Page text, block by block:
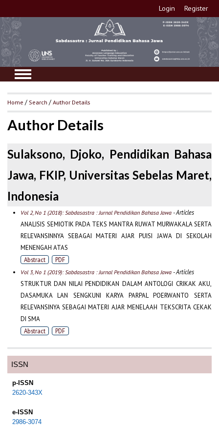
Login Register
ISSN
p-ISSN
2620-343X
e-ISSN
2986-3074
Home /Search /Author Details
Author Details
Sulaksono, Djoko, Pendidikan Bahasa
Jawa, FKIP, Universitas Sebelas Maret,
Indonesia
Vol 2, No 1 (2018): Sabdasastra : Jurnal Pendidikan Bahasa Jawa- Articles
ANALISIS SEMIOTIK PADA TEKS MANTRA RUWAT MURWAKALA SERTA
RELEVANSINNYA SEBAGAI MATERI AJAR PUISI JAWA DI SEKOLAH
MENENGAH ATAS
Abstract PDF
Vol 3, No 1 (2019): Sabdasastra : Jurnal Pendidikan Bahasa Jawa- Articles
STRUKTUR DAN NILAI PENDIDIKAN DALAM ANTOLOGI CRIKAK AKU,
DASAMUKA LAN SENGKUNI KARYA PARPAL POERWANTO SERTA
RELEVANSINYA SEBAGAI MATERI AJAR MENELAAH TEKSCRITA CEKAK
DI SMA
Abstract PDF